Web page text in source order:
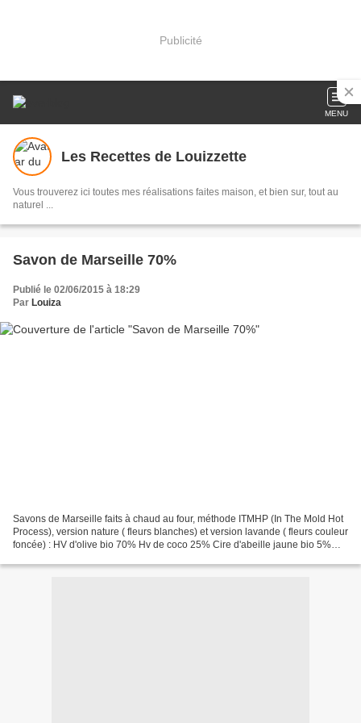
Publicité
MENU
Les Recettes de Louizzette
Vous trouverez ici toutes mes réalisations faites maison, et bien sur, tout au
naturel ...
Savon de Marseille 70%
Publié le 02/06/2015 à 18:29
Par Louiza
Savons de Marseille faits à chaud au four, méthode ITMHP (In The Mold Hot
Process), version nature ( fleurs blanches) et version lavande ( fleurs couleur
foncée) : HV d'olive bio 70% Hv de coco 25% Cire d'abeille jaune bio 5%